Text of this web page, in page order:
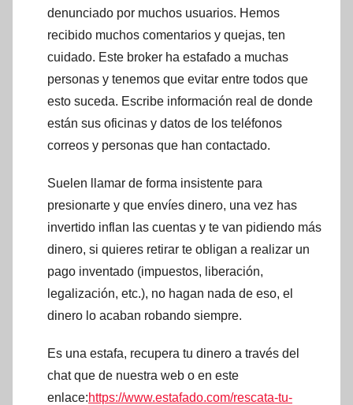
denunciado por muchos usuarios. Hemos
recibido muchos comentarios y quejas, ten
cuidado. Este broker ha estafado a muchas
personas y tenemos que evitar entre todos que
esto suceda. Escribe información real de donde
están sus oficinas y datos de los teléfonos
correos y personas que han contactado.
Suelen llamar de forma insistente para
presionarte y que envíes dinero, una vez has
invertido inflan las cuentas y te van pidiendo más
dinero, si quieres retirar te obligan a realizar un
pago inventado (impuestos, liberación,
legalización, etc.), no hagan nada de eso, el
dinero lo acaban robando siempre.
Es una estafa, recupera tu dinero a través del
chat que de nuestra web o en este
enlace:https://www.estafado.com/rescata-tu-